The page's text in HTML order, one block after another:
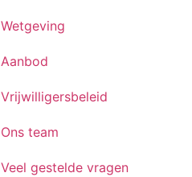
Wetgeving
Aanbod
Vrijwilligersbeleid
Ons team
Veel gestelde vragen